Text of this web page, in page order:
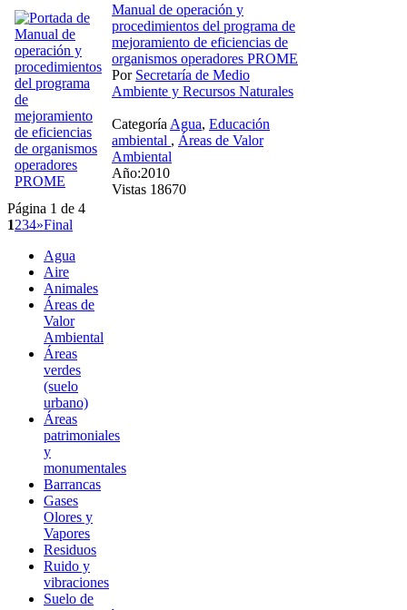
Manual de operación y
procedimientos del programa de
mejoramiento de eficiencias de
organismos operadores PROME
Por Secretaría de Medio
Ambiente y Recursos Naturales
Categoría Agua, Educación
ambiental , Áreas de Valor
Ambiental
Año:2010
Vistas 18670
Página 1 de 4
1234»Final
Agua
Aire
Animales
Áreas de
Valor
Ambiental
Áreas
verdes
(suelo
urbano)
Áreas
patrimoniales
y
monumentales
Barrancas
Gases
Olores y
Vapores
Residuos
Ruido y
vibraciones
Suelo de